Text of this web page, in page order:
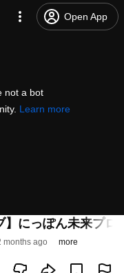
Open App
not a bot
Learn more
】にっぽん未来プ
months ago more